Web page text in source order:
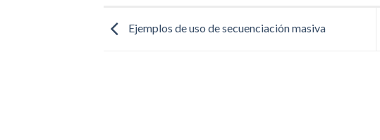
Ejemplos de uso de secuenciación masiva